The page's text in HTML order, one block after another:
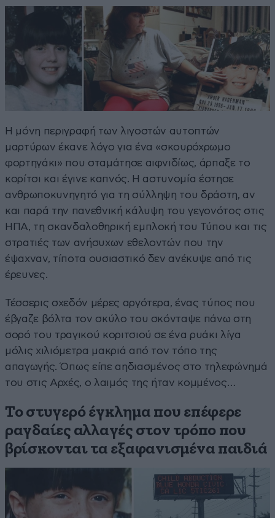
Η μόνη περιγραφή των λιγοστών αυτοπτών
μαρτύρων έκανε λόγο για ένα «σκουρόχρωμο
φορτηγάκι» που σταμάτησε αιφνιδίως, άρπαξε το
κορίτσι και έγινε καπνός. Η αστυνομία έστησε
ανθρωποκυνηγητό για τη σύλληψη του δράστη, αν
και παρά την πανεθνική κάλυψη του γεγονότος στις
ΗΠΑ, τη σκανδαλοθηρική εμπλοκή του Τύπου και τις
στρατιές των ανήσυχων εθελοντών που την
έψαχναν, τίποτα ουσιαστικό δεν ανέκυψε από τις
έρευνες.
Τέσσερις σχεδόν μέρες αργότερα, ένας τύπος που
έβγαζε βόλτα τον σκύλο του σκόνταψε πάνω στη
σορό του τραγικού κοριτσιού σε ένα ρυάκι λίγα
μόλις χιλιόμετρα μακριά από τον τόπο της
απαγωγής. Όπως είπε αηδιασμένος στο τηλεφώνημά
του στις Αρχές, ο λαιμός της ήταν κομμένος…
Το στυγερό έγκλημα που επέφερε
ραγδαίες αλλαγές στον τρόπο που
βρίσκονται τα εξαφανισμένα παιδιά